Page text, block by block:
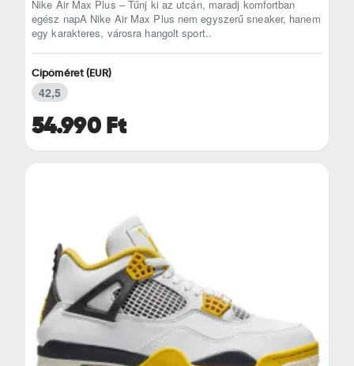
Nike Air Max Plus – Tűnj ki az utcán, maradj komfortban
egész napA Nike Air Max Plus nem egyszerű sneaker, hanem
egy karakteres, városra hangolt sport..
54.990 Ft
Cipőméret (EUR)
42,5